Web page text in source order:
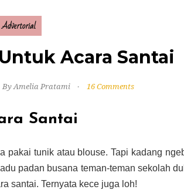
Advertorial
Acara Santai
By Amelia Pratami 16 Comments
Santai
pakai tunik atau blouse. Tapi kadang
padan busana teman-teman sekolah
santai. Ternyata kece juga loh!